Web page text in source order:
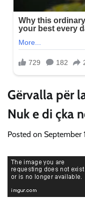
Gërvalla për
Nuk e di çka
Posted on September